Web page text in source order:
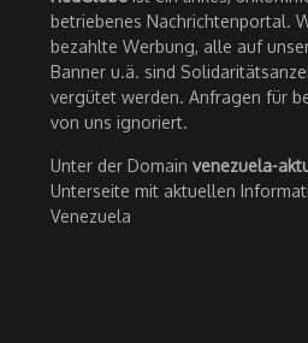
betriebenes Nachrichtenportal.
bezahlte Werbung, alle auf
Banner u.ä. sind
vergütet werden. Anfragen für
von uns ignoriert.
Unter der Domain venezuela-
Unterseite mit aktuellen
Venezuela